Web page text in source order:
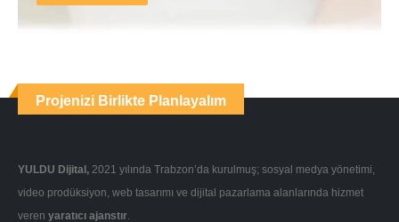
Projenizi Birlikte Planlayalım
YULDU Dijital, 2021 yılında Trabzon’da kurulmuş; sosyal medya yönetimi,
video prodüksiyon, web tasarımı ve dijital pazarlama alanlarında hizmet
veren yaratıcı ajanstır